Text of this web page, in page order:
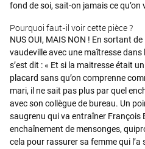
fond de soi, sait-on jamais ce qu’on
Pourquoi faut-il voir cette pièce ?
NUS OUI, MAIS NON ! En sortant
vaudeville avec une maîtresse
s’est dit : « Et si la maitresse était
placard sans qu’on comprenne
mari, il ne sait pas plus par quel
avec son collègue de bureau. Un
saugrenu qui va entraîner François
enchaînement de mensonges,
cela pour rassurer sa femme qui